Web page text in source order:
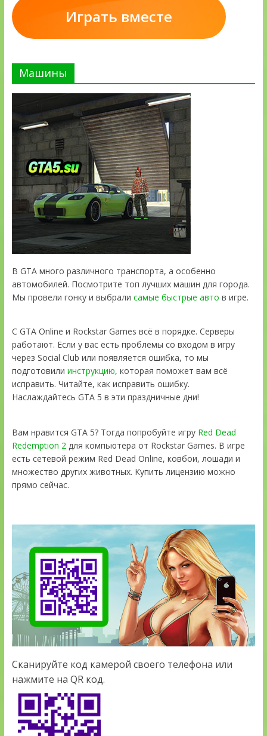
Играть вместе
Машины
В GTA много различного транспорта, а особенно
автомобилей. Посмотрите топ лучших машин для города.
Мы провели гонку и выбрали самые быстрые авто в игре.
С GTA Online и Rockstar Games всё в порядке. Серверы
работают. Если у вас есть проблемы со входом в игру
через Social Club или появляется ошибка, то мы
подготовили инструкцию, которая поможет вам всё
исправить. Читайте, как исправить ошибку.
Наслаждайтесь GTA 5 в эти праздничные дни!
Вам нравится GTA 5? Тогда попробуйте игру Red Dead
Redemption 2для компьютера от Rockstar Games. В игре
есть сетевой режим Red Dead Online, ковбои, лошади и
множество других животных. Купить лицензию можно
прямо сейчас.
Сканируйте код камерой своего телефона или
нажмите на QR код.